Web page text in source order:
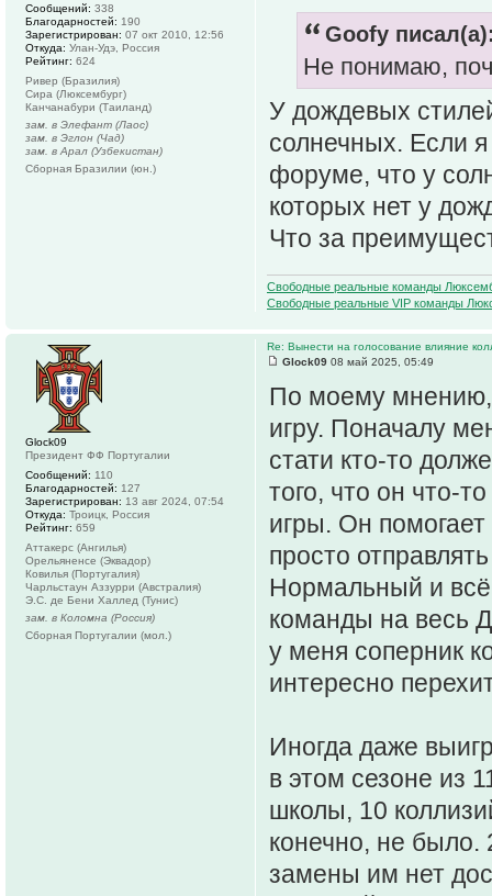
Goofy
Не понимаю,
У дождевых
солнечных. Если
форуме, что у
которых нет у
Что за
Свободные реальные команды
Свободные реальные VIP команды
Сообщений: 338
Благодарностей: 190
Зарегистрирован: 07 окт 2010, 12:56
Откуда: Улан-Удэ, Россия
Рейтинг: 624
Ривер (Бразилия)
Сира (Люксембург)
Канчанабури (Таиланд)
зам. в Элефант (Лаос)
зам. в Эглон (Чад)
зам. в Арал (Узбекистан)
Сборная Бразилии (юн.)
Re: Вынести на голосование влияние
Glock09 08 май 2025, 05:49
По моему мнению,
игру. Поначалу
стати кто-то
того, что он что-
игры. Он
просто
Нормальный и
команды на весь
у меня соперник
интересно
Иногда даже
в этом сезоне из
школы, 10
конечно, не было.
замены им нет
Glock09
Президент ФФ Португалии
Сообщений: 110
Благодарностей: 127
Зарегистрирован: 13 авг 2024, 07:54
Откуда: Троицк, Россия
Рейтинг: 659
Аттакерс (Ангилья)
Орельяненсе (Эквадор)
Ковилья (Португалия)
Чарльстаун Аззурри (Австралия)
Э.С. де Бени Халлед (Тунис)
зам. в Коломна (Россия)
Сборная Португалии (мол.)